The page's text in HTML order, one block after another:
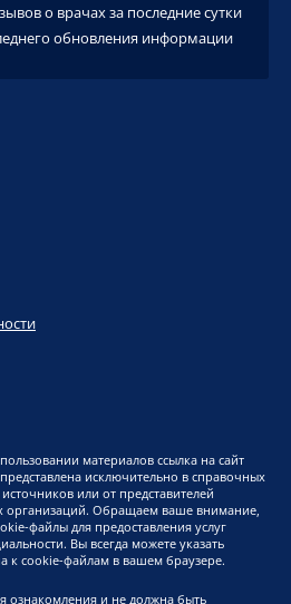
о врачах за последние сутки
обновления информации
материалов ссылка на сайт
исключительно в справочных
или от представителей
организаций. Обращаем ваше внимание,
файлы для предоставления услуг
Вы всегда можете указать
к cookie-файлам в вашем браузере.
ознакомления и не должна быть